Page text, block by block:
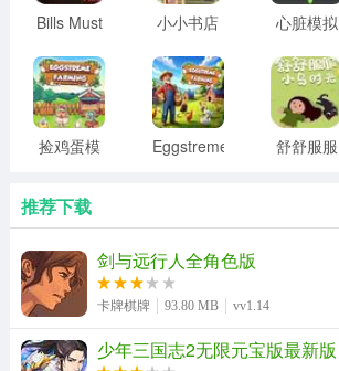
Bills Must
汉化版
小小书店
心脏模拟
捡鸡蛋模
最新版
Eggstreme
安装
舒舒服服
戏下载
推荐下载
剑与远行人全角色版
卡牌棋牌 93.80 MB vv1.14
少年三国志2无限元宝版最新版